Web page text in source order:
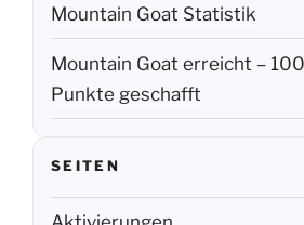
Mountain Goat Statistik
Mountain Goat erreicht –
Punkte geschafft
SEITEN